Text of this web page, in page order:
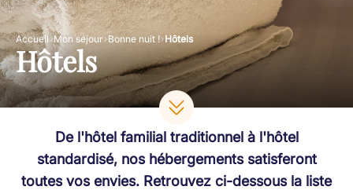
Accueil Mon séjour Bonne nuit ! Hôtels
Hôtels
De l'hôtel familial traditionnel à l'hôtel
standardisé, nos hébergements satisferont
toutes vos envies. Retrouvez ci-dessous la liste